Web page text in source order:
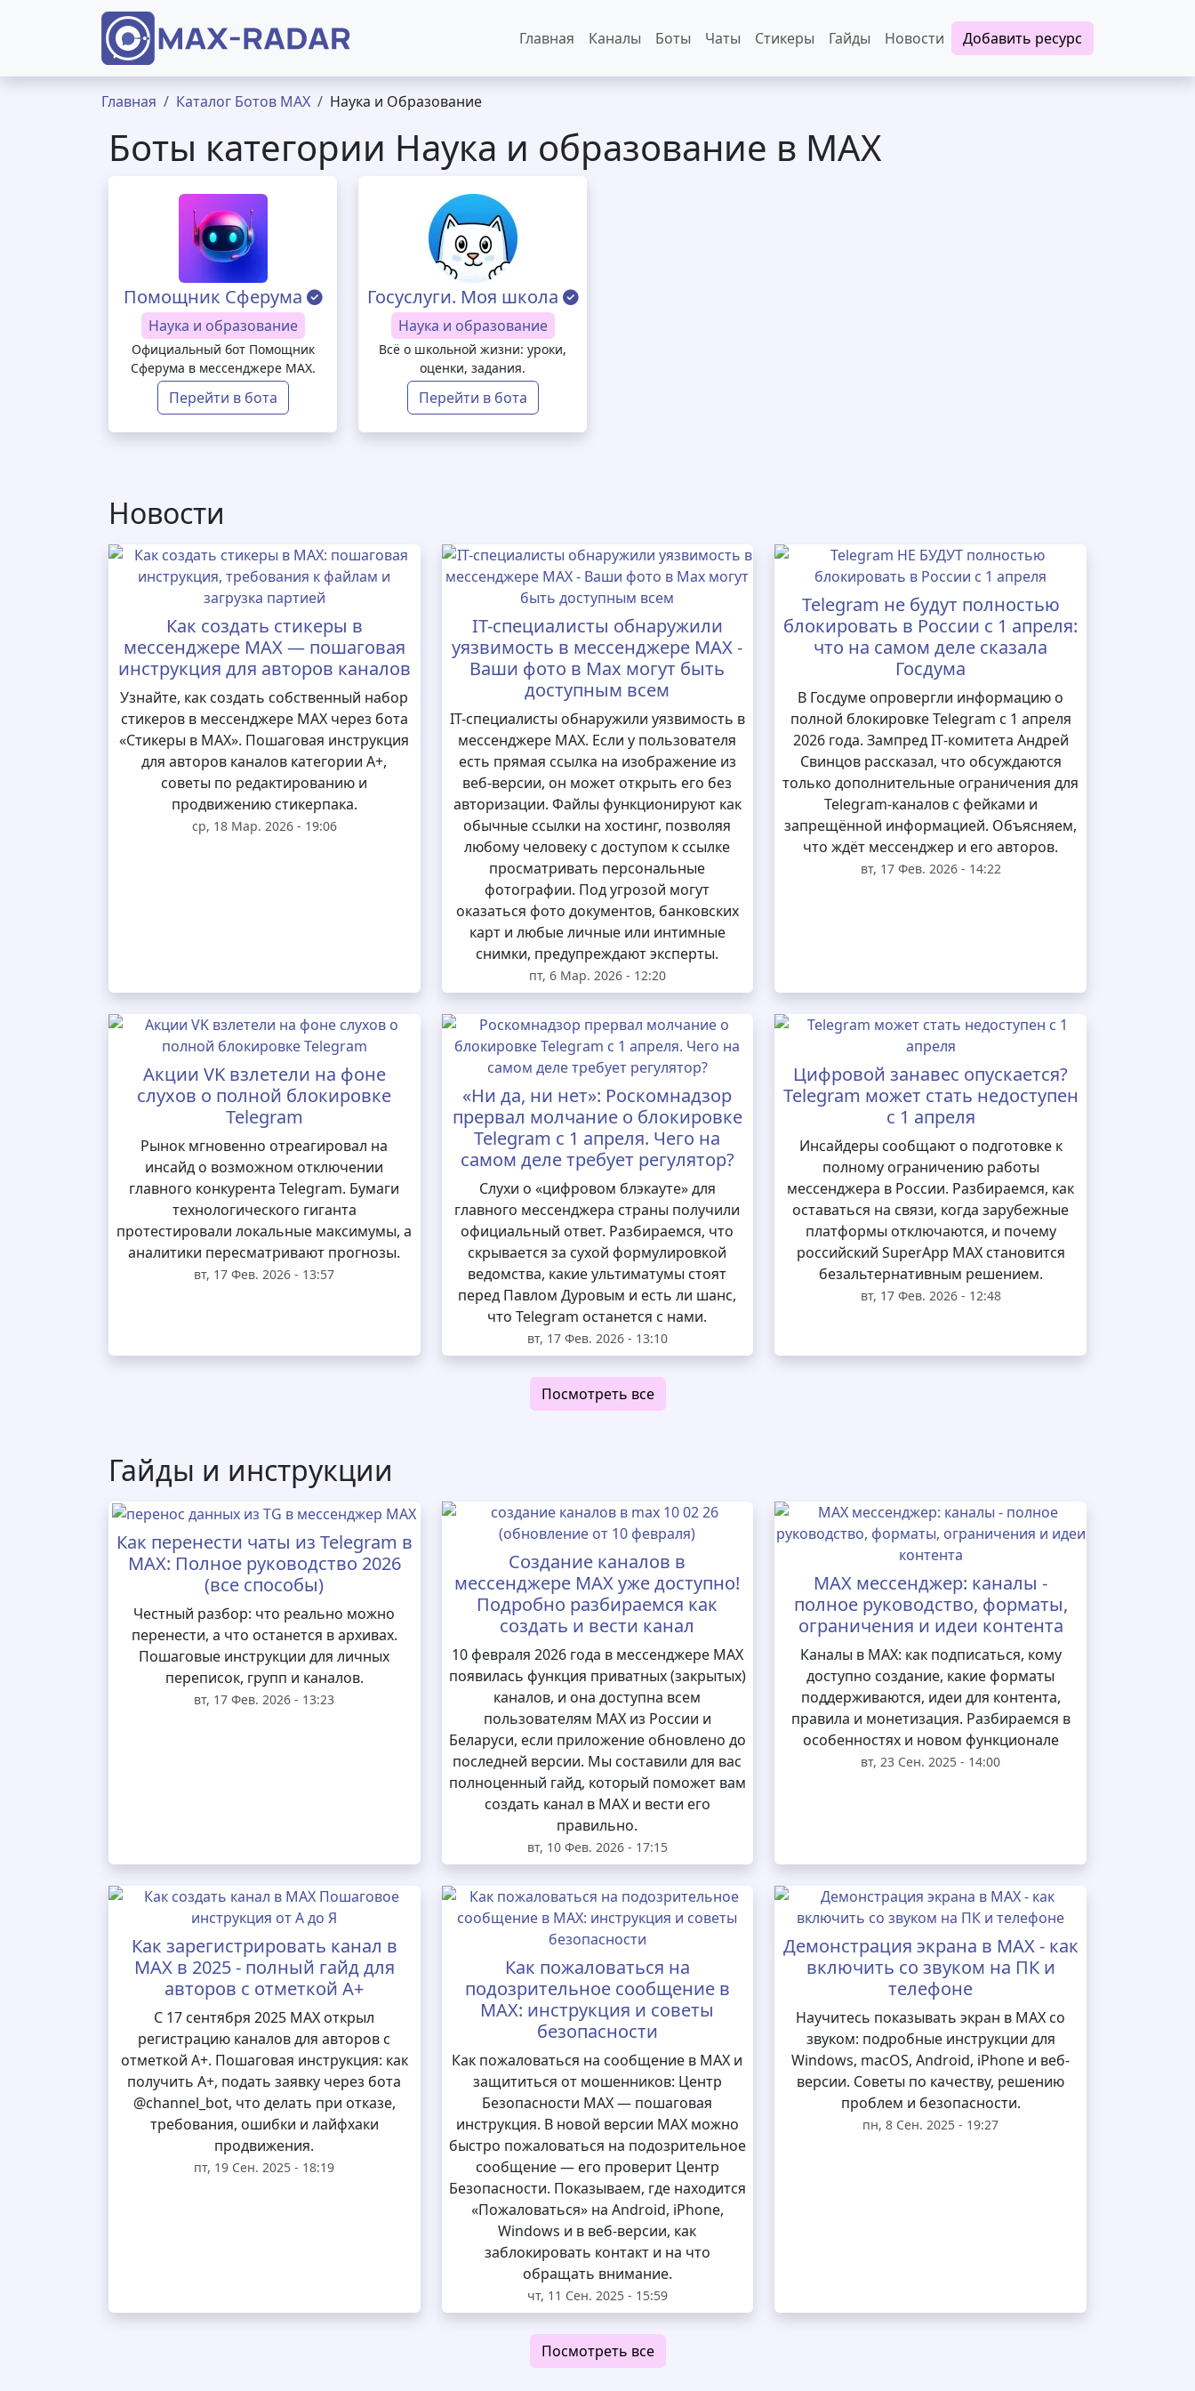
Перейти к основному содержанию
Основная навигация
Главная Каналы Боты Чаты Стикеры Гайды Новости Добавить ресурс
Строка навигации
Главная Каталог Ботов MAX Наука и Образование
Боты категории Наука и образование в MAX
Помощник Сферума
Наука и образование
Официальный бот Помощник
Сферума в мессенджере MAX.
Перейти в бота
Госуслуги. Моя школа
Наука и образование
Всё о школьной жизни: уроки,
оценки, задания.
Перейти в бота
Новости
Как создать стикеры в
мессенджере MAX — пошаговая
инструкция для авторов каналов
Узнайте, как создать собственный набор
стикеров в мессенджере MAX через бота
«Стикеры в MAX». Пошаговая инструкция
для авторов каналов категории А+,
советы по редактированию и
продвижению стикерпака.
ср, 18 Мар. 2026 - 19:06
IT-специалисты обнаружили
уязвимость в мессенджере MAX -
Ваши фото в Max могут быть
доступным всем
IT-специалисты обнаружили уязвимость в
мессенджере MAX. Если у пользователя
есть прямая ссылка на изображение из
веб-версии, он может открыть его без
авторизации. Файлы функционируют как
обычные ссылки на хостинг, позволяя
любому человеку с доступом к ссылке
просматривать персональные
фотографии. Под угрозой могут
оказаться фото документов, банковских
карт и любые личные или интимные
снимки, предупреждают эксперты.
пт, 6 Мар. 2026 - 12:20
Telegram не будут полностью
блокировать в России с 1 апреля:
что на самом деле сказала
Госдума
В Госдуме опровергли информацию о
полной блокировке Telegram с 1 апреля
2026 года. Зампред IT‑комитета Андрей
Свинцов рассказал, что обсуждаются
только дополнительные ограничения для
Telegram‑каналов с фейками и
запрещённой информацией. Объясняем,
что ждёт мессенджер и его авторов.
вт, 17 Фев. 2026 - 14:22
Акции VK взлетели на фоне
слухов о полной блокировке
Telegram
Рынок мгновенно отреагировал на
инсайд о возможном отключении
главного конкурента Telegram. Бумаги
технологического гиганта
протестировали локальные максимумы, а
аналитики пересматривают прогнозы.
вт, 17 Фев. 2026 - 13:57
«Ни да, ни нет»: Роскомнадзор
прервал молчание о блокировке
Telegram с 1 апреля. Чего на
самом деле требует регулятор?
Слухи о «цифровом блэкауте» для
главного мессенджера страны получили
официальный ответ. Разбираемся, что
скрывается за сухой формулировкой
ведомства, какие ультиматумы стоят
перед Павлом Дуровым и есть ли шанс,
что Telegram останется с нами.
вт, 17 Фев. 2026 - 13:10
Цифровой занавес опускается?
Telegram может стать недоступен
с 1 апреля
Инсайдеры сообщают о подготовке к
полному ограничению работы
мессенджера в России. Разбираемся, как
оставаться на связи, когда зарубежные
платформы отключаются, и почему
российский SuperApp MAX становится
безальтернативным решением.
вт, 17 Фев. 2026 - 12:48
Посмотреть все
Гайды и инструкции
Как перенести чаты из Telegram в
MAX: Полное руководство 2026
(все способы)
Честный разбор: что реально можно
перенести, а что останется в архивах.
Пошаговые инструкции для личных
переписок, групп и каналов.
вт, 17 Фев. 2026 - 13:23
Создание каналов в
мессенджере MAX уже доступно!
Подробно разбираемся как
создать и вести канал
10 февраля 2026 года в мессенджере MAX
появилась функция приватных (закрытых)
каналов, и она доступна всем
пользователям MAX из России и
Беларуси, если приложение обновлено до
последней версии. Мы составили для вас
полноценный гайд, который поможет вам
создать канал в MAX и вести его
правильно.
вт, 10 Фев. 2026 - 17:15
MAX мессенджер: каналы -
полное руководство, форматы,
ограничения и идеи контента
Каналы в MAX: как подписаться, кому
доступно создание, какие форматы
поддерживаются, идеи для контента,
правила и монетизация. Разбираемся в
особенностях и новом функционале
вт, 23 Сен. 2025 - 14:00
Как зарегистрировать канал в
MAX в 2025 - полный гайд для
авторов с отметкой А+
С 17 сентября 2025 MAX открыл
регистрацию каналов для авторов с
отметкой А+. Пошаговая инструкция: как
получить А+, подать заявку через бота
@channel_bot, что делать при отказе,
требования, ошибки и лайфхаки
продвижения.
пт, 19 Сен. 2025 - 18:19
Как пожаловаться на
подозрительное сообщение в
MAX: инструкция и советы
безопасности
Как пожаловаться на сообщение в MAX и
защититься от мошенников: Центр
Безопасности MAX — пошаговая
инструкция. В новой версии MAX можно
быстро пожаловаться на подозрительное
сообщение — его проверит Центр
Безопасности. Показываем, где находится
«Пожаловаться» на Android, iPhone,
Windows и в веб-версии, как
заблокировать контакт и на что
обращать внимание.
чт, 11 Сен. 2025 - 15:59
Демонстрация экрана в MAX - как
включить со звуком на ПК и
телефоне
Научитесь показывать экран в MAX со
звуком: подробные инструкции для
Windows, macOS, Android, iPhone и веб-
версии. Советы по качеству, решению
проблем и безопасности.
пн, 8 Сен. 2025 - 19:27
Посмотреть все